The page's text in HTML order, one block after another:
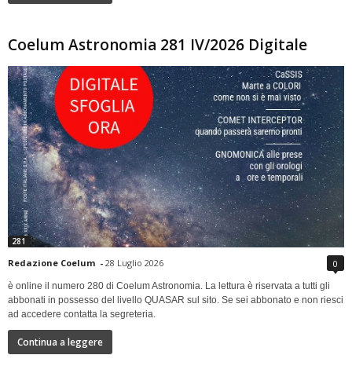
Coelum Astronomia 281 IV/2026 Digitale
281
Redazione Coelum - 28 Luglio 2026 0
è online il numero 280 di Coelum Astronomia. La lettura è riservata a tutti gli
abbonati in possesso del livello QUASAR sul sito. Se sei abbonato e non riesci
ad accedere contatta la segreteria.
Continua a leggere